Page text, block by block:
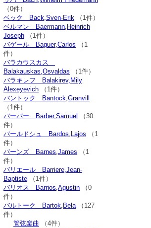
（0件）
ベック Back,Sven-Erik （1件）
ベルマン Baermann,Heinrich
Joseph （1件）
バゲール Baguer,Carlos （1
件）
バラカウスカス
Balakauskas,Osvaldas （1件）
バラキレフ Balakirev,Mily
Alexeyevich （1件）
バントック Bantock,Granvill
（1件）
バーバー Barber,Samuel
（30
件）
バールドシュ Bardos,Lajos （1
件）
バーンズ Barnes,James （1
件）
バリエール Barriere,Jean-
Baptiste （1件）
バリオス Barrios,Agustin （0
件）
バルトーク Bartok,Bela（127
件）
管弦楽曲 （4件）